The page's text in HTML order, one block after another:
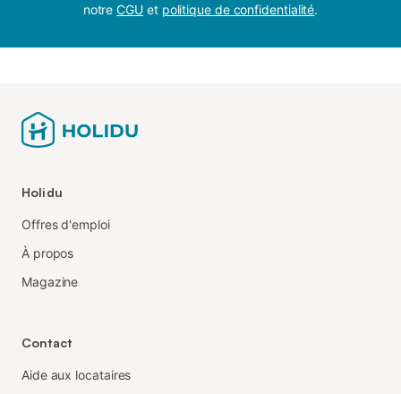
notreCGU et politique de confidentialité.
Holidu
Offres d'emploi
À propos
Magazine
Contact
Aide aux locataires